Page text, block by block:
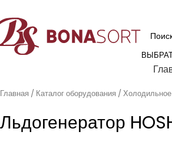
Главная Каталог оборудования
Льдогенератор